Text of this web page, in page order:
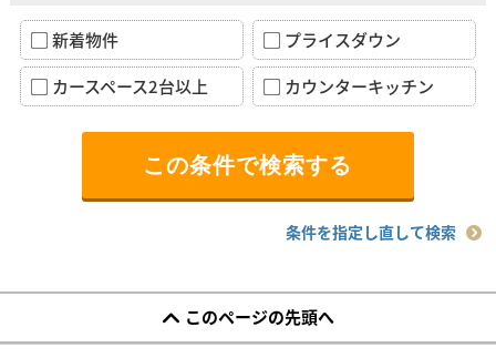
新着物件
プライスダウン
カースペース2台以上
カウンターキッチン
条件を指定し直して検索
このページの先頭へ